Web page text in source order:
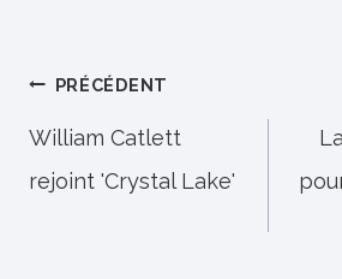
Navigation
de
l’article
PRÉCÉDENT
William Catlett
rejoint 'Crystal Lake'